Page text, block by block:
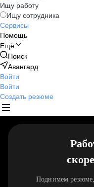
Ищу работу
Ищу сотрудника
Сервисы
Помощь
Ещё
Поиск
Авангард
Войти
Войти
Создать резюме
Поднимем